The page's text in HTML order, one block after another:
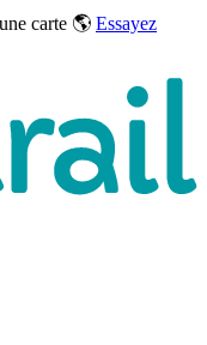
carte 🌎 Essayez